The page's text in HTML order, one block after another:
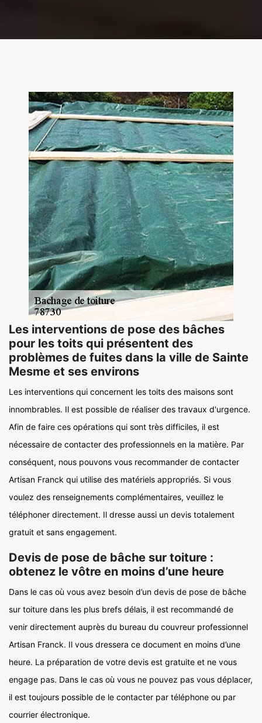
Les interventions de pose des bâches
pour les toits qui présentent des
problèmes de fuites dans la ville de Sainte
Mesme et ses environs
Les interventions qui concernent les toits des maisons sont
innombrables. Il est possible de réaliser des travaux d'urgence.
Afin de faire ces opérations qui sont très difficiles, il est
nécessaire de contacter des professionnels en la matière. Par
conséquent, nous pouvons vous recommander de contacter
Artisan Franck qui utilise des matériels appropriés. Si vous
voulez des renseignements complémentaires, veuillez le
téléphoner directement. Il dresse aussi un devis totalement
gratuit et sans engagement.
Devis de pose de bâche sur toiture :
obtenez le vôtre en moins d’une heure
Dans le cas où vous avez besoin d’un devis de pose de bâche
sur toiture dans les plus brefs délais, il est recommandé de
venir directement auprès du bureau du couvreur professionnel
Artisan Franck. Il vous dressera ce document en moins d’une
heure. La préparation de votre devis est gratuite et ne vous
engage pas. Dans le cas où vous ne pouvez pas vous déplacer,
il est toujours possible de le contacter par téléphone ou par
courrier électronique.